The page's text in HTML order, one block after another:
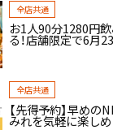
全店共通
お1人90分1280円
る！店舗限定で6月23
全店共通
【先得予約】早め
みれを気軽に楽し